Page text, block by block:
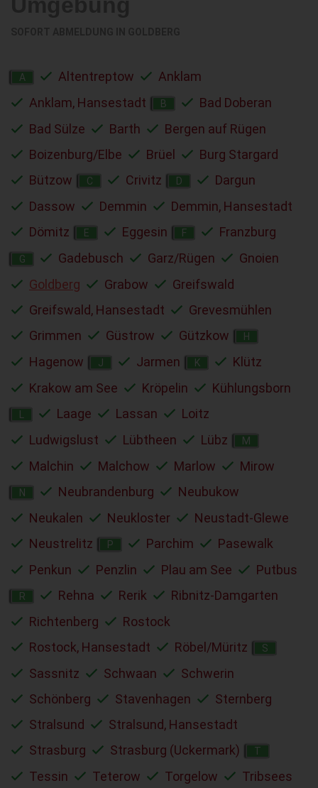
A Altentreptow
Anklam
Anklam, Hansestadt
B
Bad Doberan
Bad Sülze
Barth
Bergen auf Rügen
Boizenburg/Elbe
Brüel
Burg Stargard
Bützow
C Crivitz D
Dargun
Dassow
Demmin
Demmin, Hansestadt
Dömitz
E Eggesin F Franzburg
G Gadebusch Garz/Rügen
Gnoien
Goldberg
Grabow
Greifswald
Greifswald, Hansestadt
Grevesmühlen
Grimmen
Güstrow Gützkow H
Hagenow J Jarmen K
Klütz
Krakow am See
Kröpelin Kühlungsborn
Laage Lassan
Loitz
Ludwigslust
Lübtheen Lübz M
Malchin Malchow Marlow Mirow
N Neubrandenburg
Neubukow
Neukalen
Neukloster
Neustadt-Glewe
Neustrelitz
P Parchim
Pasewalk
Penkun
Penzlin Plau am See Putbus
R Rehna Rerik
Ribnitz-Damgarten
Richtenberg
Rostock
Rostock, Hansestadt
Röbel/Müritz S
Sassnitz Schwaan
Schwerin
Schönberg
Stavenhagen
Sternberg
Stralsund
Stralsund, Hansestadt
Strasburg
Strasburg (Uckermark) T
Tessin Teterow Torgelow Tribsees